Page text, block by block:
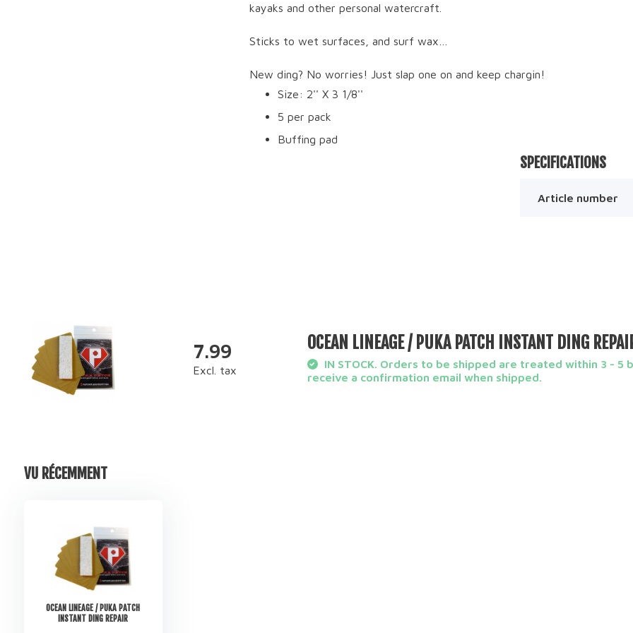
kayaks and other personal watercraft.
Sticks to wet surfaces, and surf wax…
New ding? No worries! Just slap one on and keep chargin!
Size: 2'' X 3 1/8''
5 per pack
Buffing pad
SPECIFICATIONS
Article number
7.99
Excl. tax
OCEAN LINEAGE / PUKA PATCH INSTANT DING
IN STOCK. Orders to be shipped are treated within 3 - 5
receive a confirmation email when shipped.
VU RÉCEMMENT
OCEAN LINEAGE / PUKA PATCH
INSTANT DING REPAIR